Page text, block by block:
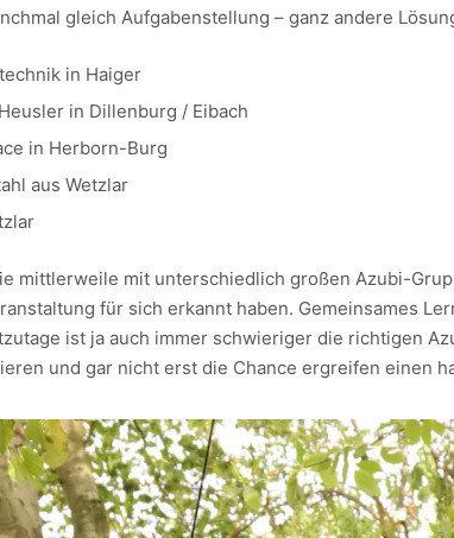
gleich Aufgabenstellung – ganz andere
in Haiger
in Dillenburg / Eibach
in Herborn-Burg
aus Wetzlar
mittlerweile mit unterschiedlich großen Azubi-
für sich erkannt haben. Gemeinsames
ist ja auch immer schwieriger die richtigen
und gar nicht erst die Chance ergreifen einen